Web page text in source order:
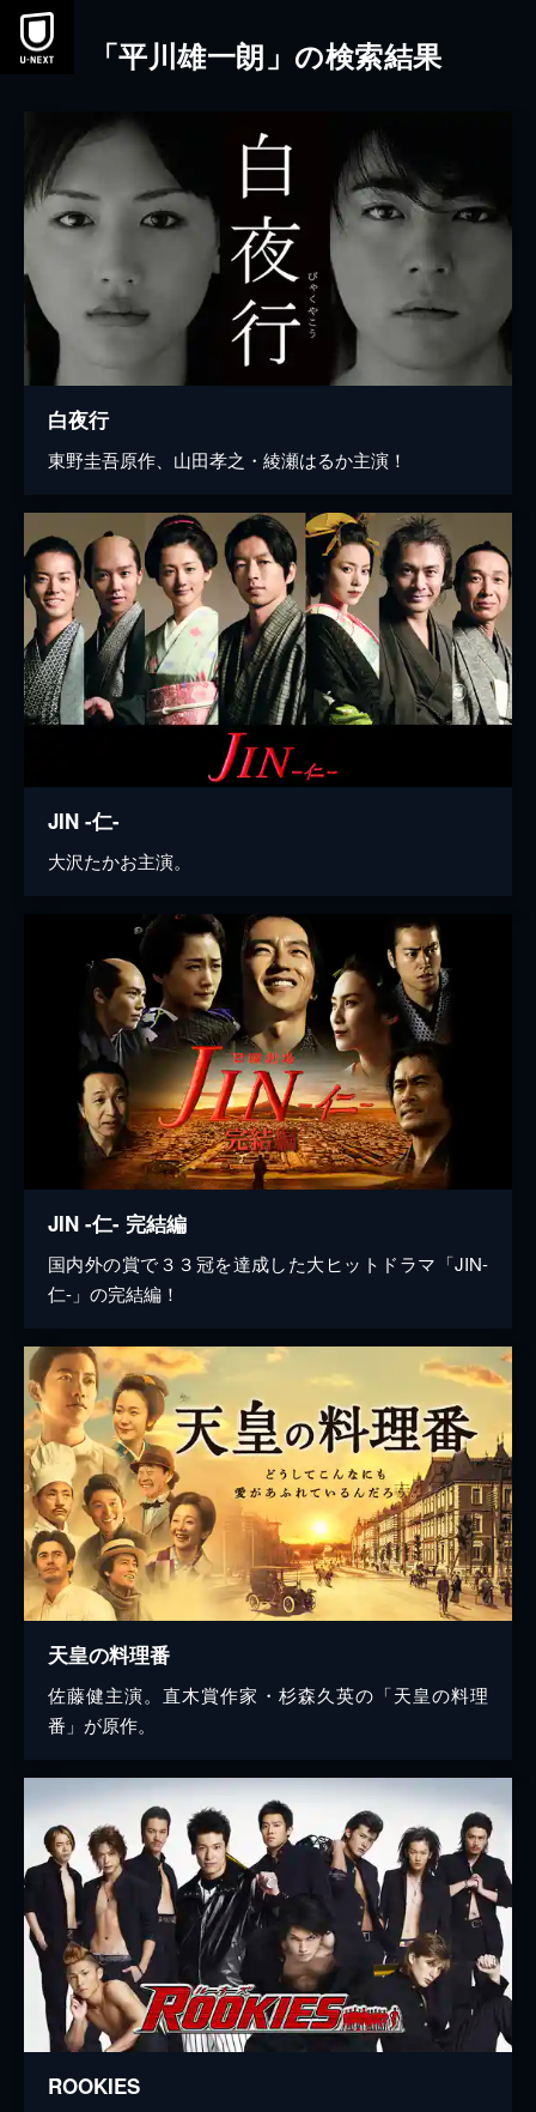
本文へスキップ
「平川雄一朗」の検索結果
白夜行
東野圭吾原作、山田孝之・綾瀬はるか主演！
JIN -仁-
大沢たかお主演。
JIN -仁- 完結編
国内外の賞で３３冠を達成した大ヒットドラマ「JIN-
仁-」の完結編！
天皇の料理番
佐藤健主演。直木賞作家・杉森久英の「天皇の料理
番」が原作。
ROOKIES